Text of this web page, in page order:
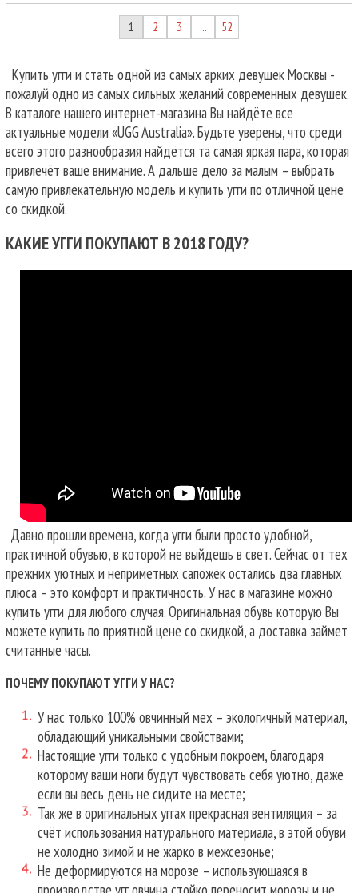
1 2 3 … 52
Купить угги и стать одной из самых арких девушек Москвы -
пожалуй одно из самых сильных желаний современных девушек.
В каталоге нашего интернет-магазина Вы найдёте все
актуальные модели «UGG Australia». Будьте уверены, что среди
всего этого разнообразия найдётся та самая яркая пара, которая
привлечёт ваше внимание. А дальше дело за малым – выбрать
самую привлекательную модель и купить угги по отличной цене
со скидкой.
КАКИЕ УГГИ ПОКУПАЮТ В 2018 ГОДУ?
Давно прошли времена, когда угги были просто удобной,
практичной обувью, в которой не выйдешь в свет. Сейчас от тех
прежних уютных и неприметных сапожек остались два главных
плюса – это комфорт и практичность. У нас в магазине можно
купить угги для любого случая.Оригинальная обувь которую Вы
можете купить по приятной цене со скидкой, а доставка займет
считанные часы.
ПОЧЕМУ ПОКУПАЮТ УГГИ У НАС?
У нас только 100% овчинный мех – экологичный материал,
обладающий уникальными свойствами;
Настоящие угги только с удобным покроем, благодаря
которому ваши ноги будут чувствовать себя уютно, даже
если вы весь день не сидите на месте;
Так же в оригинальных уггах прекрасная вентиляция – за
счёт использования натурального материала, в этой обуви
не холодно зимой и не жарко в межсезонье;
Не деформируются на морозе – использующаяся в